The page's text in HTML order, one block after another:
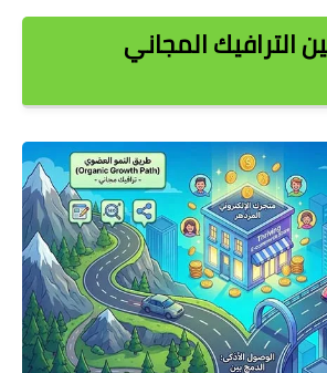
الترافيك المجاني